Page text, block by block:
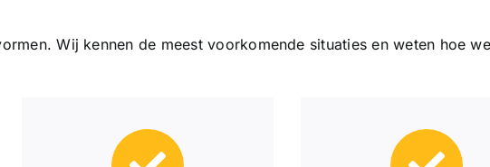
Wij kennen de meest voorkomende situaties en weten hoe